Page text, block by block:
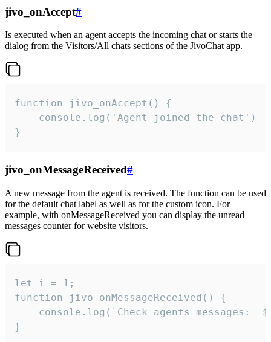
jivo_onAccept#
Is executed when an agent accepts the incoming chat or starts the
dialog from the Visitors/All chats sections of the JivoChat app.
function jivo_onAccept() {
}
jivo_onMessageReceived#
A new message from the agent is received. The function can be used
for the default chat label as well as for the custom icon. For
example, with onMessageReceived you can display the unread
messages counter for website visitors.
let i = 1;
function jivo_onMessageReceived() {
}